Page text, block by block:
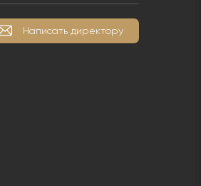
Написать директору